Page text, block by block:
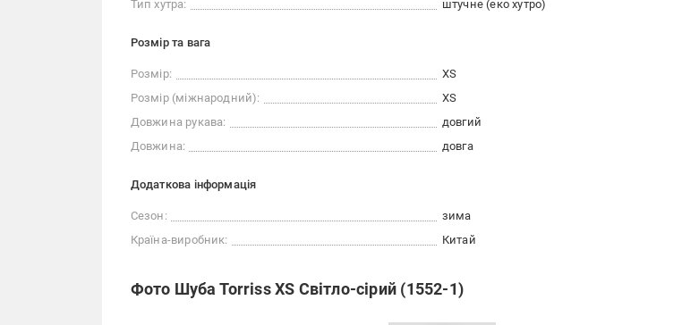
Тип хутра:
штучне (еко хутро)
Розмір та вага
Розмір:
XS
Розмір (міжнародний):
XS
Довжина рукава:
довгий
Довжина:
довга
Додаткова інформація
Сезон:
зима
Країна-виробник:
Китай
Фото Шуба Torriss XS Світло-сірий (1552-1)